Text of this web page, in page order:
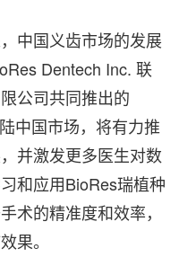
中国义齿市场的发展
Dentech Inc. 联
公司共同推出的
中国市场，将有力推
并激发更多医生对数
和应用BioRes瑞植种
术的精准度和效率，
果。